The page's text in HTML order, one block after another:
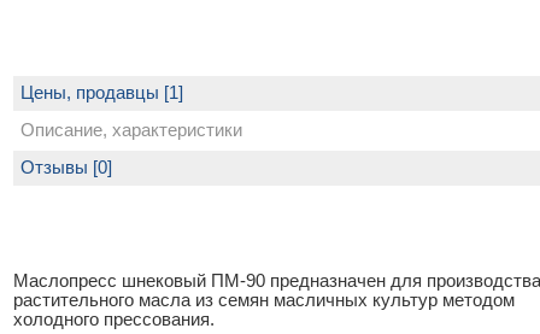
Цены, продавцы [1]
Описание, характеристики
Маслопресс шнековый ПМ-90 предназначен для производства
растительного масла из семян масличных культур методом
холодного прессования.
Отзывы [0]